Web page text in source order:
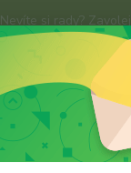
Nevíte si rady?